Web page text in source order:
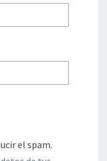
el spam.